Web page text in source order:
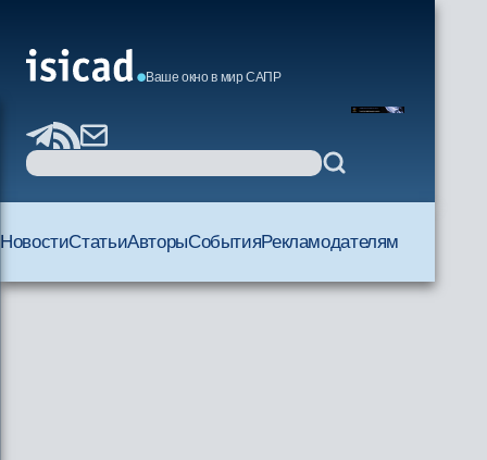
Ваше окно в мир САПР
НовостиСтатьиАвторыСобытияРекламодателям